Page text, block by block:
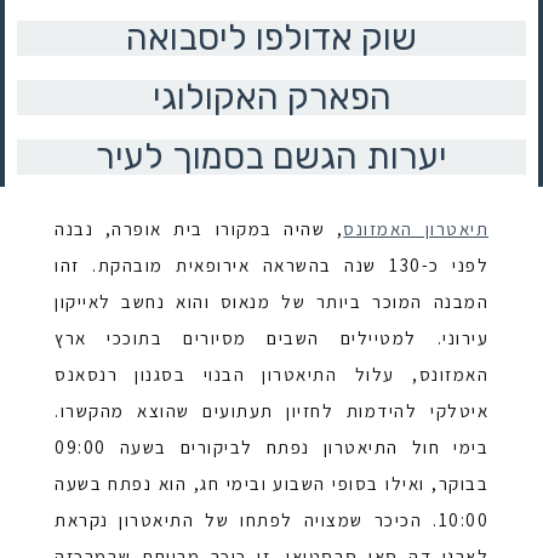
שוק אדולפו ליסבואה
הפארק האקולוגי
יערות הגשם בסמוך לעיר
תיאטרון האמזונס, שהיה במקורו בית אופרה, נבנה
לפני כ-130 שנה בהשראה אירופאית מובהקת. זהו
המבנה המוכר ביותר של מנאוס והוא נחשב לאייקון
עירוני. למטיילים השבים מסיורים בתוככי ארץ
האמזונס, עלול התיאטרון הבנוי בסגנון רנסאנס
איטלקי להידמות לחזיון תעתועים שהוצא מהקשרו.
בימי חול התיאטרון נפתח לביקורים בשעה 09:00
בבוקר, ואילו בסופי השבוע ובימי חג, הוא נפתח בשעה
10:00. הכיכר שמצויה לפתחו של התיאטרון נקראת